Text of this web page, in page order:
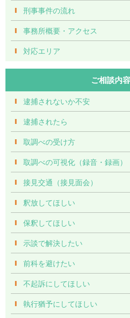
刑事事件の流れ
事務所概要・アクセス
対応エリア
ご相談内容
逮捕されないか不安
逮捕されたら
取調べの受け方
取調べの可視化（録音・録画）
接見交通（接見面会）
釈放してほしい
保釈してほしい
示談で解決したい
前科を避けたい
不起訴にしてほしい
執行猶予にしてほしい